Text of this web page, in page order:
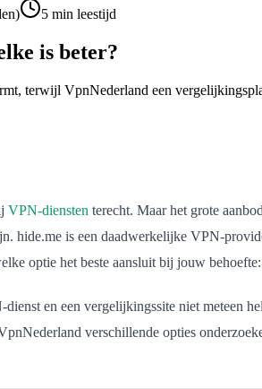
) 5 min leestijd
is beter?
terwijl VpnNederland een
VPN-diensten terecht. Maar het grote
hide.me is een daadwerkelijke VPN-
optie het beste aansluit bij jouw
dienst en een vergelijkingssite niet
verschillende opties